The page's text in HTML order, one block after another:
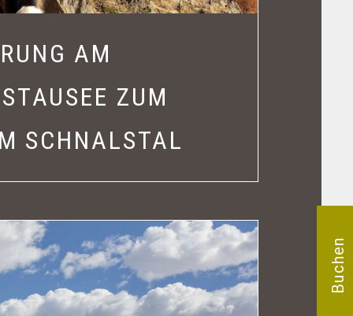
AM
ZUM
SCHNALSTAL
Buchen